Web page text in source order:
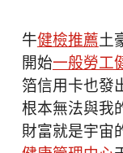
牛健檢推薦土
開始一般勞工
箔信用卡也發
根本無法與我
財富就是宇宙